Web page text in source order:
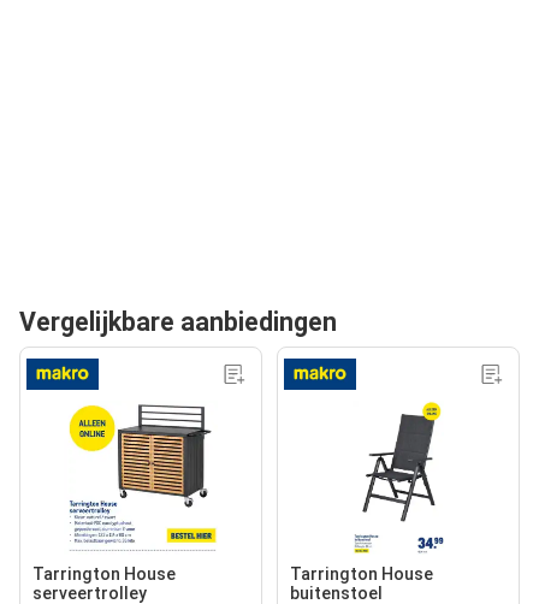
Vergelijkbare aanbiedingen
Tarrington House
serveertrolley
Tarrington House
buitenstoel